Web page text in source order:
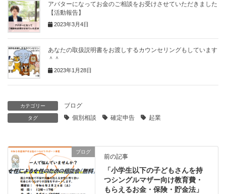
アバターになってお金のご相談をお受けさせていただきました
【活動報告】
2023年3月4日
あなたの取扱説明書をお渡しするカウンセリングもしています
＾＾
2023年1月28日
カテゴリー ブログ
タグ 個別相談 確定申告 起業
ブログ
前の記事
「小学生以下の子どもさんを持
つシングルマザー向け教育費・
もらえるお金・保険・貯金法」